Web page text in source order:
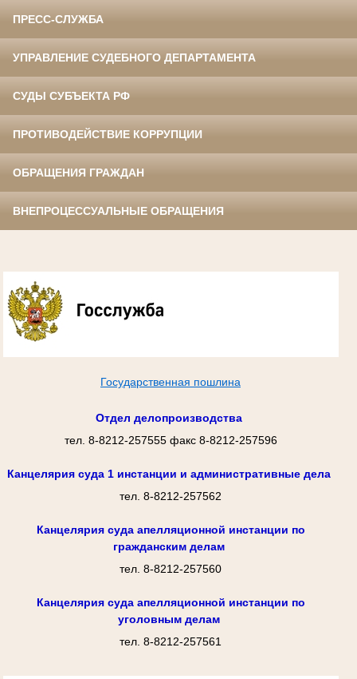
ПРЕСС-СЛУЖБА
УПРАВЛЕНИЕ СУДЕБНОГО ДЕПАРТАМЕНТА
СУДЫ СУБЪЕКТА РФ
ПРОТИВОДЕЙСТВИЕ КОРРУПЦИИ
ОБРАЩЕНИЯ ГРАЖДАН
ВНЕПРОЦЕССУАЛЬНЫЕ ОБРАЩЕНИЯ
Государственная пошлина
Отдел делопроизводства
тел. 8-8212-257555 факс 8-8212-257596
Канцелярия суда 1 инстанции и административные дела
тел. 8-8212-257562
Канцелярия суда апелляционной инстанции по
гражданским делам
тел. 8-8212-257560
Канцелярия суда апелляционной инстанции по
уголовным делам
тел. 8-8212-257561